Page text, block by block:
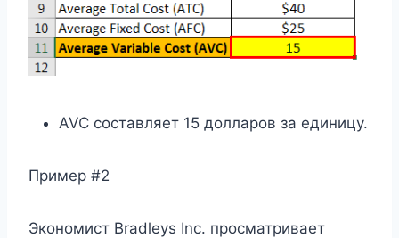
AVC составляет 15 долларов за единицу.
Пример #2
Экономист Bradleys Inc. просматривает